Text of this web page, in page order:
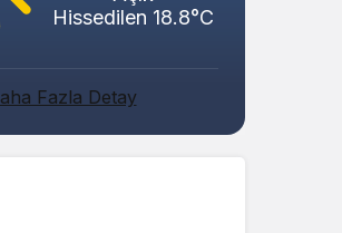
Hissedilen 18.8°C
Fazla Detay